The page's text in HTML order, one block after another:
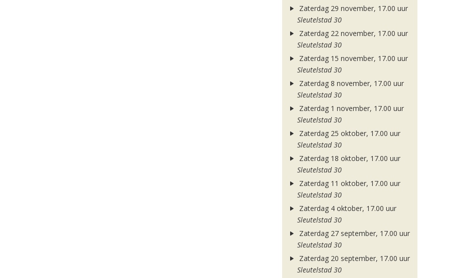
Zaterdag 29 november, 17.00 uur
Sleutelstad 30
Zaterdag 22 november, 17.00 uur
Sleutelstad 30
Zaterdag 15 november, 17.00 uur
Sleutelstad 30
Zaterdag 8 november, 17.00 uur
Sleutelstad 30
Zaterdag 1 november, 17.00 uur
Sleutelstad 30
Zaterdag 25 oktober, 17.00 uur
Sleutelstad 30
Zaterdag 18 oktober, 17.00 uur
Sleutelstad 30
Zaterdag 11 oktober, 17.00 uur
Sleutelstad 30
Zaterdag 4 oktober, 17.00 uur
Sleutelstad 30
Zaterdag 27 september, 17.00 uur
Sleutelstad 30
Zaterdag 20 september, 17.00 uur
Sleutelstad 30